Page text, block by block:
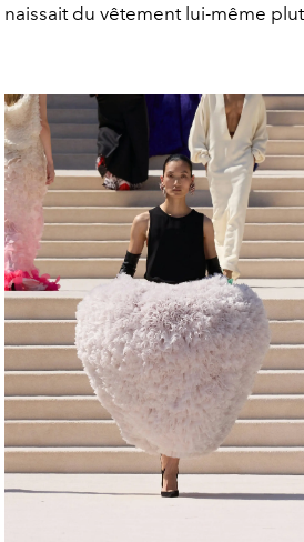
naissait du vêtement lui-même